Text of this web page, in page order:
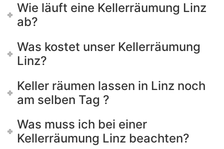
Wie läuft eine Kellerräumung Linz
ab?
Was kostet unser Kellerräumung
Linz?
Keller räumen lassen in Linz noch
am selben Tag ?
Was muss ich bei einer
Kellerräumung Linz beachten?